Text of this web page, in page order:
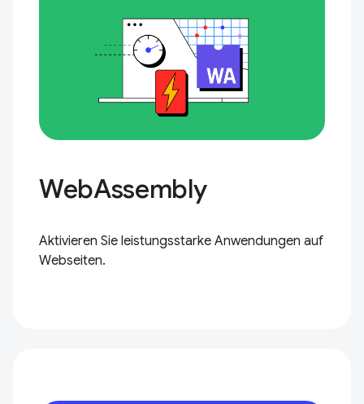
WebAssembly
Aktivieren Sie leistungsstarke Anwendungen auf
Webseiten.